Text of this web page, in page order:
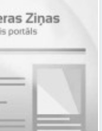
pārvaldību un
lietotāju atbalstu
uzstādīt, konfigurēt,
iestāžu datortehniku,
kļūmes to darbībā;
darbu izpildi Pašvaldības
priekšlikumus par
jomā; darba
saistītā jomā); izpratne par
un problēmu risināšanas
tīkla iekārtu darbības
Valsts valodas likuma
un saskarsmes